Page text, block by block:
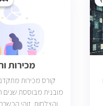
מכירות
קורס מכירות
מובנית מבוססת שנים
והצלחות. זוהי